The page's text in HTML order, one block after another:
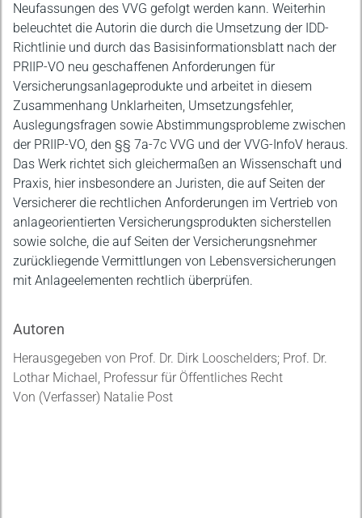
Neufassungen des VVG gefolgt werden kann. Weiterhin
beleuchtet die Autorin die durch die Umsetzung der IDD-
Richtlinie und durch das Basisinformationsblatt nach der
PRIIP-VO neu geschaffenen Anforderungen für
Versicherungsanlageprodukte und arbeitet in diesem
Zusammenhang Unklarheiten, Umsetzungsfehler,
Auslegungsfragen sowie Abstimmungsprobleme zwischen
der PRIIP-VO, den §§ 7a-7c VVG und der VVG-InfoV heraus.
Das Werk richtet sich gleichermaßen an Wissenschaft und
Praxis, hier insbesondere an Juristen, die auf Seiten der
Versicherer die rechtlichen Anforderungen im Vertrieb von
anlageorientierten Versicherungsprodukten sicherstellen
sowie solche, die auf Seiten der Versicherungsnehmer
zurückliegende Vermittlungen von Lebensversicherungen
mit Anlageelementen rechtlich überprüfen.
Autoren
Herausgegeben von Prof. Dr. Dirk Looschelders; Prof. Dr.
Lothar Michael, Professur für Öffentliches Recht
Von (Verfasser) Natalie Post